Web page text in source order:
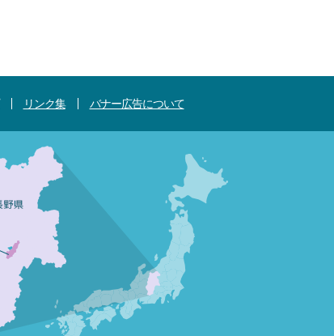
リンク集 バナー広告について